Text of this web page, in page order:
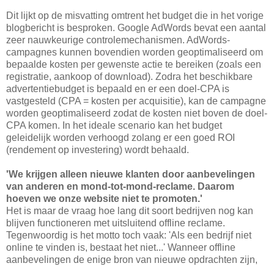
Dit lijkt op de misvatting omtrent het budget die in het vorige
blogbericht is besproken. Google AdWords bevat een aantal
zeer nauwkeurige controlemechanismen. AdWords-
campagnes kunnen bovendien worden geoptimaliseerd om
bepaalde kosten per gewenste actie te bereiken (zoals een
registratie, aankoop of download). Zodra het beschikbare
advertentiebudget is bepaald en er een doel-CPA is
vastgesteld (CPA = kosten per acquisitie), kan de campagne
worden geoptimaliseerd zodat de kosten niet boven de doel-
CPA komen. In het ideale scenario kan het budget
geleidelijk worden verhoogd zolang er een goed ROI
(rendement op investering) wordt behaald.
'We krijgen alleen nieuwe klanten door aanbevelingen
van anderen en mond-tot-mond-reclame. Daarom
hoeven we onze website niet te promoten.'
Het is maar de vraag hoe lang dit soort bedrijven nog kan
blijven functioneren met uitsluitend offline reclame.
Tegenwoordig is het motto toch vaak: 'Als een bedrijf niet
online te vinden is, bestaat het niet...' Wanneer offline
aanbevelingen de enige bron van nieuwe opdrachten zijn,